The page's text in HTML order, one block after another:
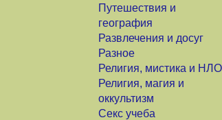
Путешествия и
география
Развлечения и досуг
Разное
Религия, мистика и НЛО
Религия, магия и
оккультизм
Секс учеба